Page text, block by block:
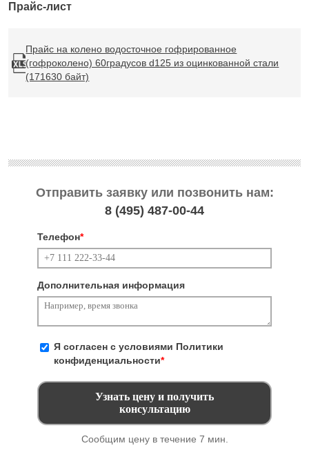
Прайс-лист
Прайс на колено водосточное гофрированное
(гофроколено) 60градусов d125 из оцинкованной стали
(171630 байт)
Отправить заявку или позвонить нам:
8 (495) 487-00-44
Телефон*
Дополнительная информация
Я согласен с условиями Политики
конфиденциальности*
Сообщим цену в течение 7 мин.